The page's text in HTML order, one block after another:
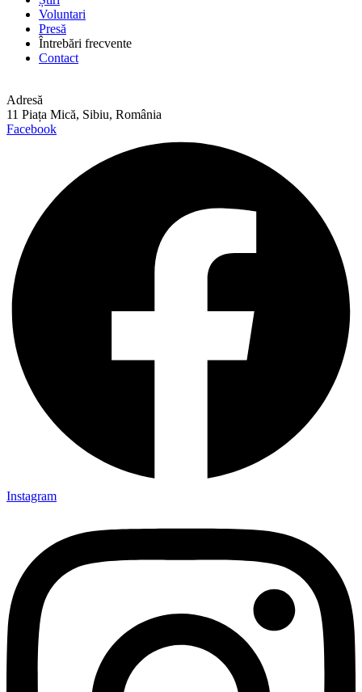
Voluntari
Presă
Întrebări frecvente
Contact
Adresă
11 Piața Mică, Sibiu, România
Facebook
Instagram